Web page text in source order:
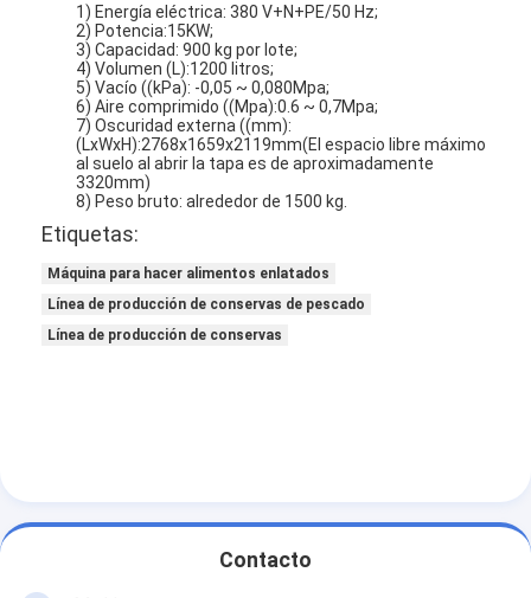
1) Energía eléctrica: 380 V+N+PE/50 Hz;
2) Potencia:15KW;
3) Capacidad: 900 kg por lote;
4) Volumen (L):1200 litros;
5) Vacío ((kPa): -0,05 ~ 0,080Mpa;
6) Aire comprimido ((Mpa):0.6 ~ 0,7Mpa;
7) Oscuridad externa ((mm):
(LxWxH):2768x1659x2119mm(El espacio libre máximo
al suelo al abrir la tapa es de aproximadamente
3320mm)
8) Peso bruto: alrededor de 1500 kg.
Etiquetas:
Máquina para hacer alimentos enlatados
Línea de producción de conservas de pescado
Línea de producción de conservas
Contacto